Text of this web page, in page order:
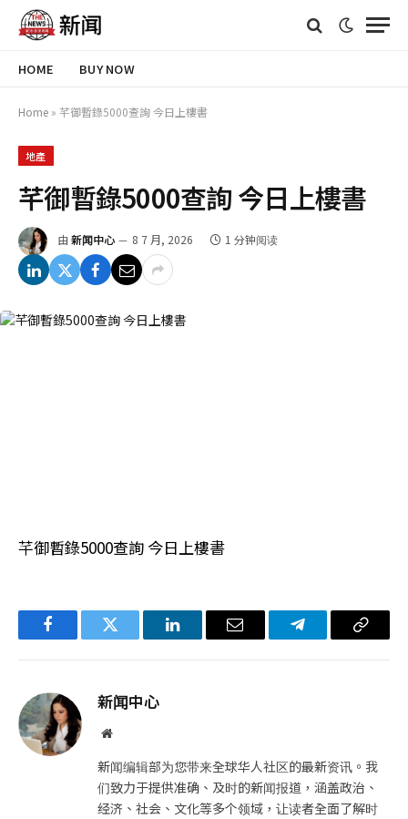
HOME BUY NOW
Home » 芊御暫錄5000查詢 今日上樓書
地產
芊御暫錄5000查詢 今日上樓書
由 新闻中心 8 7 月, 2026 1 分钟阅读
芊御暫錄5000查詢 今日上樓書
FacebookTwitter LinkedIn电
Telegram复
新闻中心
网
新闻编辑部为您带来全球华人社区的最新资讯。我
们致力于提供准确、及时的新闻报道，涵盖政治、
经济、社会、文化等多个领域，让读者全面了解时